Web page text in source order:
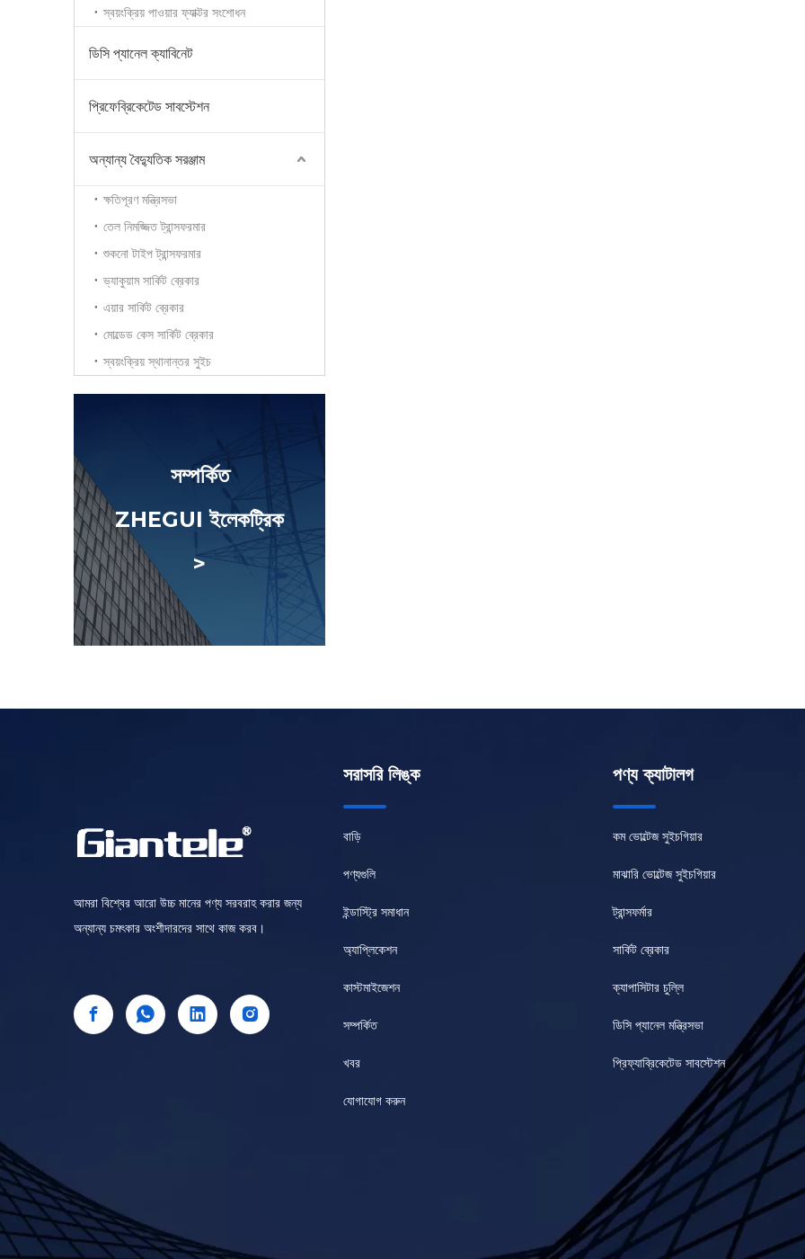
স্বয়ংক্রিয় পাওয়ার ফ্যাক্টর সংশোধন
ডিসি প্যানেল ক্যাবিনেট
প্রিফেব্রিকেটেড সাবস্টেশন
অন্যান্য বৈদ্যুতিক সরঞ্জাম
ক্ষতিপূরণ মন্ত্রিসভা
তেল নিমজ্জিত ট্রান্সফরমার
শুকনো টাইপ ট্রান্সফরমার
ভ্যাকুয়াম সার্কিট ব্রেকার
এয়ার সার্কিট ব্রেকার
মোল্ডেড কেস সার্কিট ব্রেকার
স্বয়ংক্রিয় স্থানান্তর সুইচ
সম্পর্কিত
ZHEGUI ইলেকট্রিক
>
আমরা বিশ্বের আরো উচ্চ মানের পণ্য সরবরাহ করার জন্য
অন্যান্য চমৎকার অংশীদারদের সাথে কাজ করব।
সরাসরি লিঙ্ক
বাড়ি
পণ্যগুলি
ইন্ডাস্ট্রি সমাধান
অ্যাপ্লিকেশন
কাস্টমাইজেশন
সম্পর্কিত
খবর
যোগাযোগ করুন
পণ্য ক্যাটালগ
কম ভোল্টেজ সুইচগিয়ার
মাঝারি ভোল্টেজ সুইচগিয়ার
ট্রান্সফর্মার
সার্কিট ব্রেকার
ক্যাপাসিটার চুল্লি
ডিসি প্যানেল মন্ত্রিসভা
প্রিফ্যাব্রিকেটেড সাবস্টেশন